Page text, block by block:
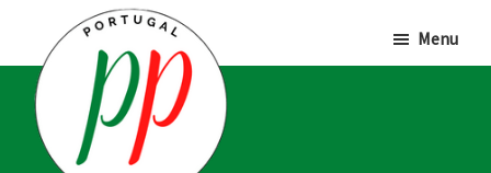
hoofd
inhoud
eerste
sidebar
voettekst
Menu